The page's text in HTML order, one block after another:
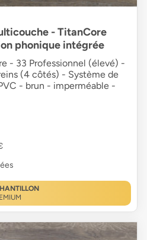
- TitanCore
phonique intégrée
- 33 Professionnel (élevé) -
(4 côtés) - Système de
- brun - imperméable -